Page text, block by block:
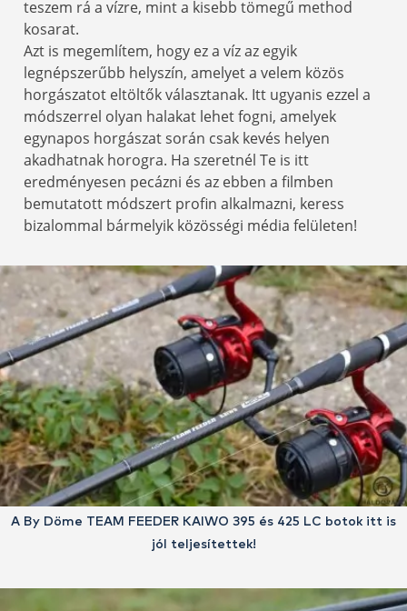
teszem rá a vízre, mint a kisebb tömegű method
kosarat.
Azt is megemlítem, hogy ez a víz az egyik
legnépszerűbb helyszín, amelyet a velem közös
horgászatot eltöltők választanak. Itt ugyanis ezzel a
módszerrel olyan halakat lehet fogni, amelyek
egynapos horgászat során csak kevés helyen
akadhatnak horogra. Ha szeretnél Te is itt
eredményesen pecázni és az ebben a filmben
bemutatott módszert profin alkalmazni, keress
bizalommal bármelyik közösségi média felületen!
A By Döme TEAM FEEDER KAIWO 395 és 425 LC botok itt is
jól teljesítettek!